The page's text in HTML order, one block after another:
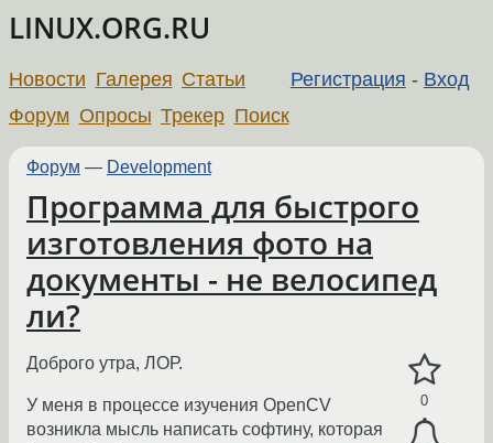
LINUX.ORG.RU
Регистрация - Вход
Новости Галерея Статьи
Форум Опросы Трекер Поиск
Форум — Development
Программа для быстрого
изготовления фото на
документы - не велосипед
ли?
0
Доброго утра, ЛОР.
У меня в процессе изучения OpenCV
возникла мысль написать софтину, которая